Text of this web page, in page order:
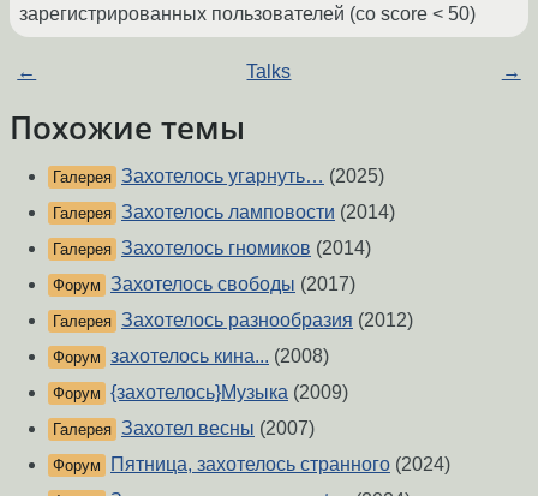
зарегистрированных пользователей (со score < 50)
← Talks →
Похожие темы
Галерея Захотелось угарнуть… (2025)
Галерея Захотелось ламповости (2014)
Галерея Захотелось гномиков (2014)
Форум Захотелось свободы (2017)
Галерея Захотелось разнообразия (2012)
Форум захотелось кина... (2008)
Форум {захотелось}Музыка (2009)
Галерея Захотел весны (2007)
Форум Пятница, захотелось странного (2024)